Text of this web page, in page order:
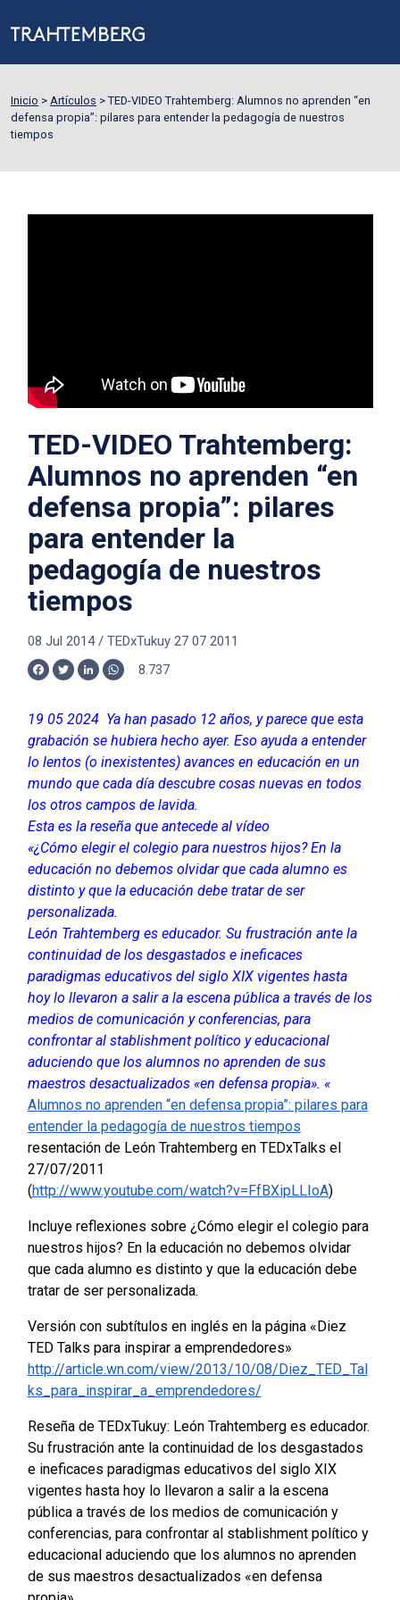
Inicio > Artículos > TED-VIDEO Trahtemberg: Alumnos no aprenden “en
defensa propia”: pilares para entender la pedagogía de nuestros
tiempos
TED-VIDEO Trahtemberg:
Alumnos no aprenden “en
defensa propia”: pilares
para entender la
pedagogía de nuestros
tiempos
08 Jul 2014/ TEDxTukuy 27 07 2011
Facebook
TwitterLinkedInWhatsApp
8.737
19 05 2024 Ya han pasado 12 años, y parece que esta
grabación se hubiera hecho ayer. Eso ayuda a entender
lo lentos (o inexistentes) avances en educación en un
mundo que cada día descubre cosas nuevas en todos
los otros campos de lavida.
Esta es la reseña que antecede al vídeo
«¿Cómo elegir el colegio para nuestros hijos? En la
educación no debemos olvidar que cada alumno es
distinto y que la educación debe tratar de ser
personalizada.
León Trahtemberg es educador. Su frustración ante la
continuidad de los desgastados e ineficaces
paradigmas educativos del siglo XIX vigentes hasta
hoy lo llevaron a salir a la escena pública a través de los
medios de comunicación y conferencias, para
confrontar al stablishment político y educacional
aduciendo que los alumnos no aprenden de sus
maestros desactualizados «en defensa propia». «
Alumnos no aprenden “en defensa propia”: pilares para
entender la pedagogía de nuestros tiempos
resentación de León Trahtemberg en TEDxTalks el
27/07/2011
(http://www.youtube.com/watch?v=FfBXipLLIoA)
Incluye reflexiones sobre ¿Cómo elegir el colegio para
nuestros hijos? En la educación no debemos olvidar
que cada alumno es distinto y que la educación debe
tratar de ser personalizada.
Versión con subtítulos en inglés en la página «Diez
TED Talks para inspirar a emprendedores»
http://article.wn.com/view/2013/10/08/Diez_TED_Tal
ks_para_inspirar_a_emprendedores/
Reseña de TEDxTukuy: León Trahtemberg es educador.
Su frustración ante la continuidad de los desgastados
e ineficaces paradigmas educativos del siglo XIX
vigentes hasta hoy lo llevaron a salir a la escena
pública a través de los medios de comunicación y
conferencias, para confrontar al stablishment político y
educacional aduciendo que los alumnos no aprenden
de sus maestros desactualizados «en defensa